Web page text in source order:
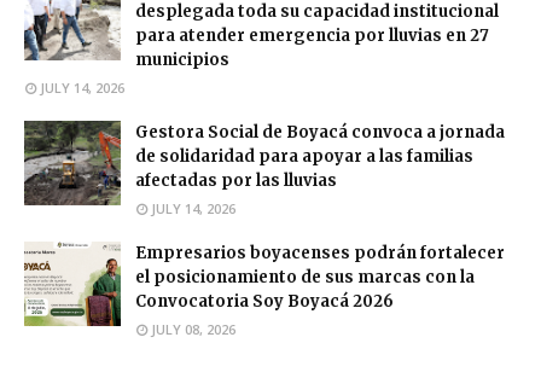
desplegada toda su capacidad institucional
para atender emergencia por lluvias en 27
municipios
JULY 14, 2026
Gestora Social de Boyacá convoca a jornada
de solidaridad para apoyar a las familias
afectadas por las lluvias
JULY 14, 2026
Empresarios boyacenses podrán fortalecer
el posicionamiento de sus marcas con la
Convocatoria Soy Boyacá 2026
JULY 08, 2026